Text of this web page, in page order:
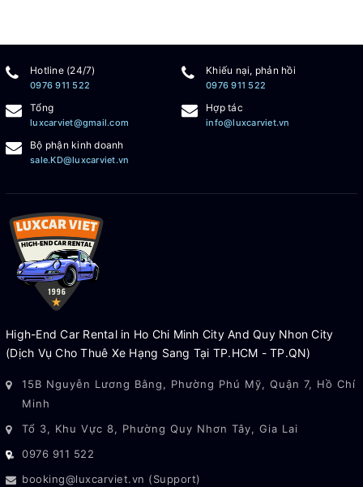
Hotline (24/7)
0976 911 522
Khiếu nại, phản hồi
0976 911 522
Tổng
luxcarviet@gmail.com
Hợp tác
info@luxcarviet.vn
Bộ phận kinh doanh
sale.KD@luxcarviet.vn
High-End Car Rental in Ho Chi Minh City And Quy Nhon City
(Dịch Vụ Cho Thuê Xe Hạng Sang Tại TP.HCM - TP.QN)
15B Nguyễn Lương Bằng, Phường Phú Mỹ, Quận 7, Hồ Chí
Minh
Tổ 3, Khu Vực 8, Phường Quy Nhơn Tây, Gia Lai
0976 911 522
booking@luxcarviet.vn (Support)